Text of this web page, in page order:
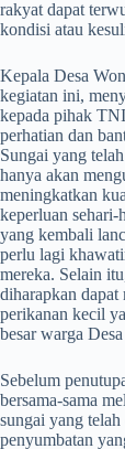
rakyat dapat
kondisi atau
Kepala Desa
kegiatan ini,
kepada pihak
perhatian dan
Sungai yang
hanya akan
meningkatkan
keperluan
yang kembali
perlu lagi
mereka. Selain
diharapkan dapat
perikanan kecil
besar warga
Sebelum
bersama-sama
sungai yang
penyumbatan